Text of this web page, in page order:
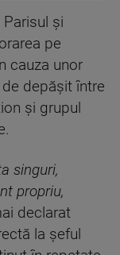
și
pe
cauza unor
depășit între
și grupul
singuri,
propriu,
declarat
la șeful